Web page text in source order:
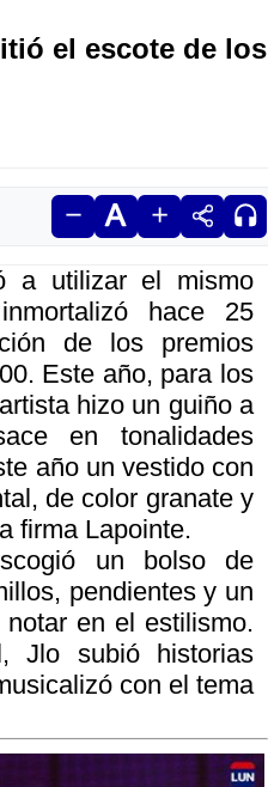
el escote de los
a utilizar el mismo
hace 25
de los premios
Este año, para los
hizo un guiño a
en tonalidades
año un vestido con
de color granate y
firma Lapointe.
un bolso de
pendientes y un
en el estilismo.
Jlo subió historias
con el tema